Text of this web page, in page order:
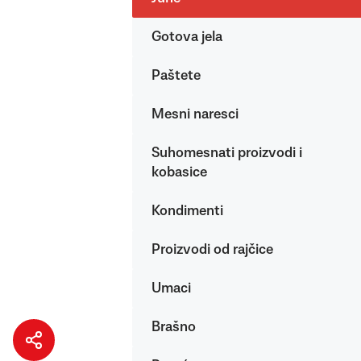
Gotova jela
Paštete
Mesni naresci
Suhomesnati proizvodi i
kobasice
Kondimenti
Proizvodi od rajčice
Umaci
Brašno